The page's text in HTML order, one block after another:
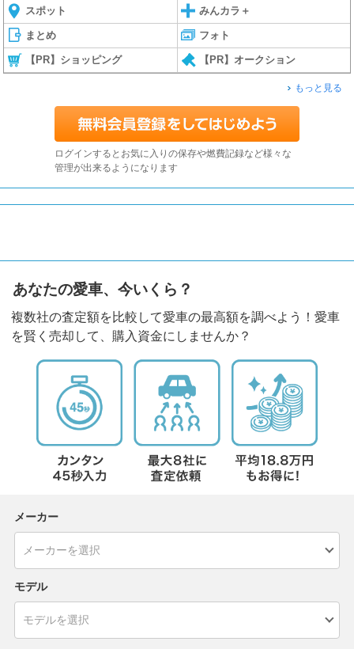
スポット みんカラ＋
まとめ フォト
【PR】ショッピング 【PR】オークション
もっと見る
ログインするとお気に入りの保存や燃費記録など様々な
管理が出来るようになります
あなたの愛車、今いくら？
複数社の査定額を比較して愛車の最高額を調べよう！愛車
を賢く売却して、購入資金にしませんか？
メーカー
モデル